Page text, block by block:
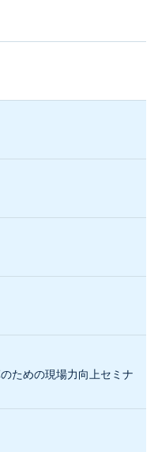
ための現場力向上セミナ